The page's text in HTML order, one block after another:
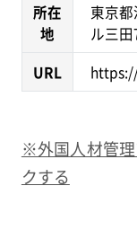
所在
地
東京
ル三
URL
※外国人材管
クする